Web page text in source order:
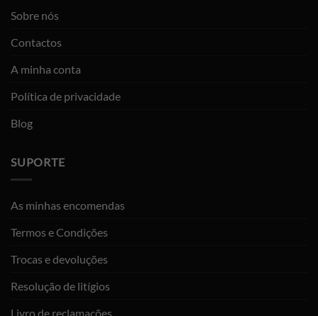
Sobre nós
Contactos
A minha conta
Política de privacidade
Blog
SUPORTE
As minhas encomendas
Termos e Condições
Trocas e devoluções
Resolução de litígios
Livro de reclamações